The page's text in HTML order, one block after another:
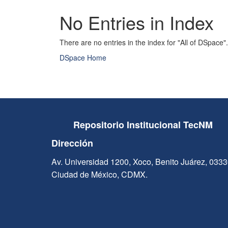
No Entries in Index
There are no entries in the index for "All of DSpace".
DSpace Home
Repositorio Institucional TecNM
Dirección
Av. Universidad 1200, Xoco, Benito Juárez,
Ciudad de México, CDMX.